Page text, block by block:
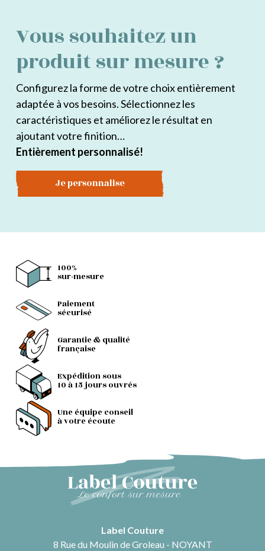
Vous souhaitez un
produit sur mesure ?
Configurez la forme de votre choix entièrement
adaptée à vos besoins. Sélectionnez les
caractéristiques et améliorez le résultat en
ajoutant votre finition…
Entièrement personnalisé!
Je personnalise
100%
sur-mesure
Paiement
sécurisé
Garantie & qualité
française
Expédition sous
10 à 15 jours ouvrés
Une équipe conseil
à votre écoute
Label Couture
8 Rue du Moulin de Groleau - NOYANT